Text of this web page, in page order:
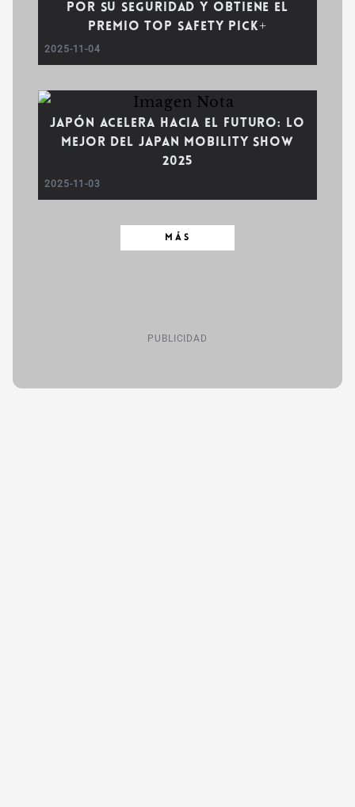
por su seguridad y obtiene el
premio TOP SAFETY PICK+
2025-11-04
Japón acelera hacia el futuro: lo
mejor del Japan Mobility Show
2025
2025-11-03
MÁS
PUBLICIDAD